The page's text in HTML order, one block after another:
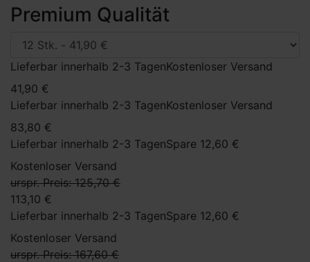
Premium Qualität
Lieferbar innerhalb 2-3 TagenKostenloser Versand
41,90 €
Lieferbar innerhalb 2-3 TagenKostenloser Versand
83,80 €
Lieferbar innerhalb 2-3 TagenSpare 12,60 €
Kostenloser Versand
urspr. Preis: 125,70 €
113,10 €
Lieferbar innerhalb 2-3 TagenSpare 12,60 €
Kostenloser Versand
urspr. Preis: 167,60 €